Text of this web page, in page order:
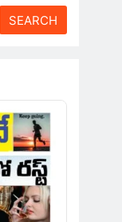
SEARCH